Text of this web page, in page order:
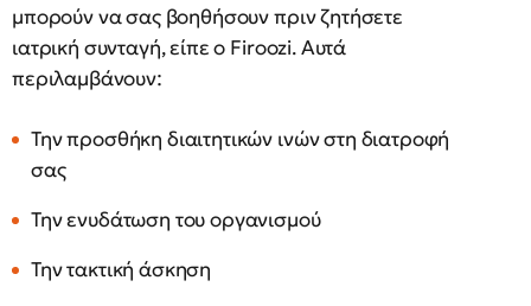
μπορούν να σας βοηθήσουν πριν ζητήσετε
ιατρική συνταγή, είπε ο Firoozi. Αυτά
περιλαμβάνουν:
Την προσθήκη διαιτητικών ινών στη διατροφή
σας
Την ενυδάτωση του οργανισμού
Την τακτική άσκηση